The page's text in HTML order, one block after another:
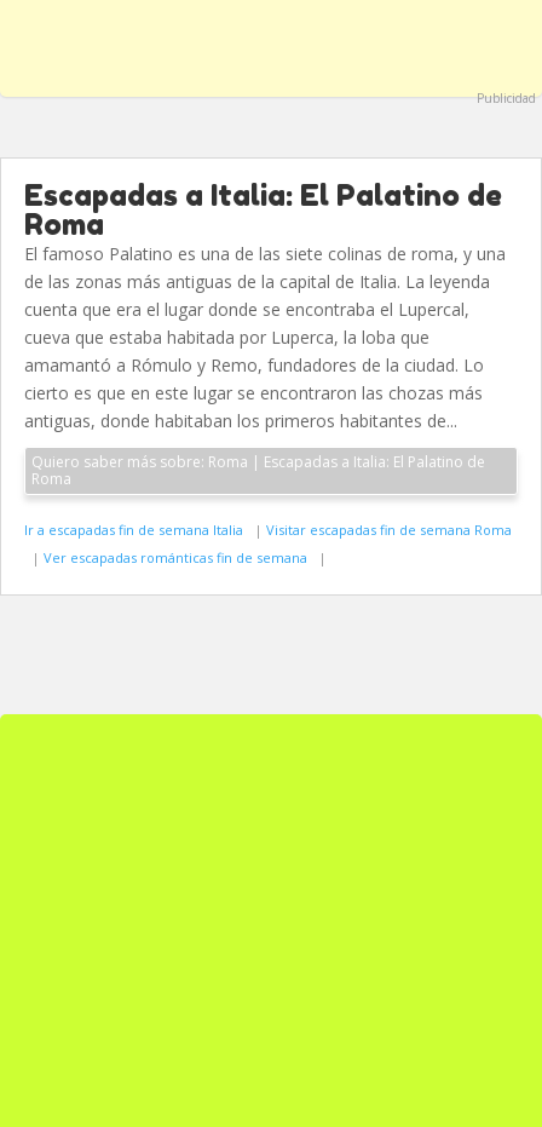
Publicidad
Escapadas a Italia: El Palatino de
Roma
El famoso Palatino es una de las siete colinas de roma, y una
de las zonas más antiguas de la capital de Italia. La leyenda
cuenta que era el lugar donde se encontraba el Lupercal,
cueva que estaba habitada por Luperca, la loba que
amamantó a Rómulo y Remo, fundadores de la ciudad. Lo
cierto es que en este lugar se encontraron las chozas más
antiguas, donde habitaban los primeros habitantes de...
Quiero saber más sobre: Roma | Escapadas a Italia: El Palatino de
Roma
Ir a escapadas fin de semana Italia | Visitar escapadas fin de semana Roma
| Ver escapadas románticas fin de semana |